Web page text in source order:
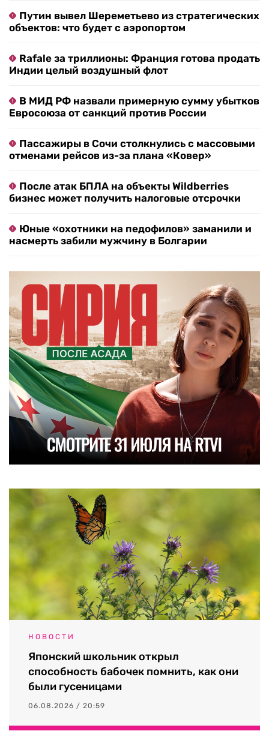
Путин вывел Шереметьево из стратегических
объектов: что будет с аэропортом
Rafale за триллионы: Франция готова продать
Индии целый воздушный флот
В МИД РФ назвали примерную сумму убытков
Евросоюза от санкций против России
Пассажиры в Сочи столкнулись с массовыми
отменами рейсов из-за плана «Ковер»
После атак БПЛА на объекты Wildberries
бизнес может получить налоговые отсрочки
Юные «охотники на педофилов» заманили и
насмерть забили мужчину в Болгарии
НОВОСТИ
Японский школьник открыл
способность бабочек помнить, как они
были гусеницами
06.08.2026 / 20:59